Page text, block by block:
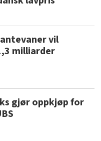
vil
milliarder
gjør oppkjøp for